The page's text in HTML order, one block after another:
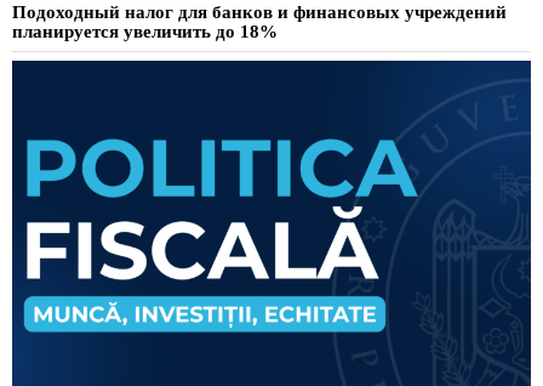
Подоходный налог для банков и финансовых учреждений
планируется увеличить до 18%